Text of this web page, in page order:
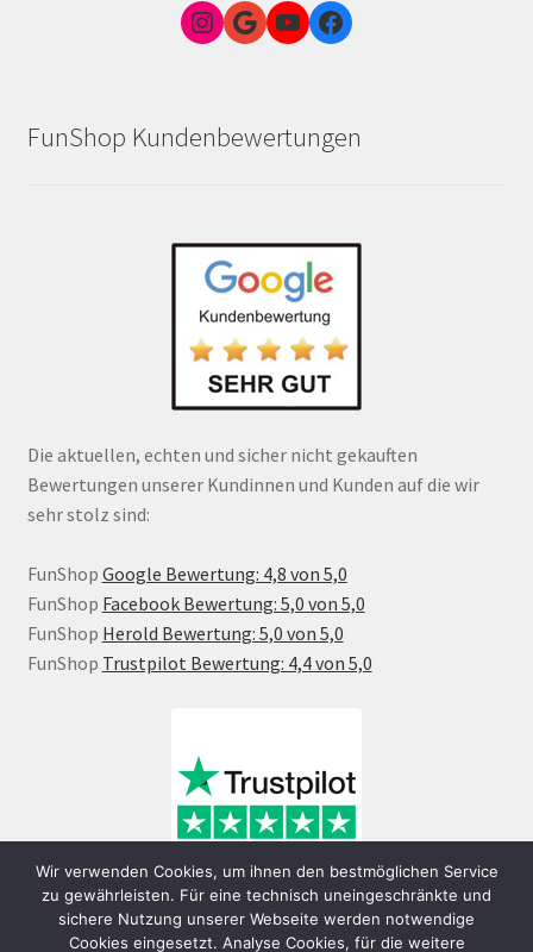
Instagram
Google Link zum FunShop WienYouTubeFacebook
FunShop Kundenbewertungen
Die aktuellen, echten und sicher nicht gekauften
Bewertungen unserer Kundinnen und Kunden auf die wir
sehr stolz sind:
FunShop Google Bewertung: 4,8 von 5,0
FunShop Facebook Bewertung: 5,0 von 5,0
FunShop Herold Bewertung: 5,0 von 5,0
FunShop Trustpilot Bewertung: 4,4 von 5,0
Wir verwenden Cookies, um ihnen den bestmöglichen Service
zu gewährleisten. Für eine technisch uneingeschränkte und
sichere Nutzung unserer Webseite werden notwendige
Cookies eingesetzt. Analyse Cookies, für die weitere